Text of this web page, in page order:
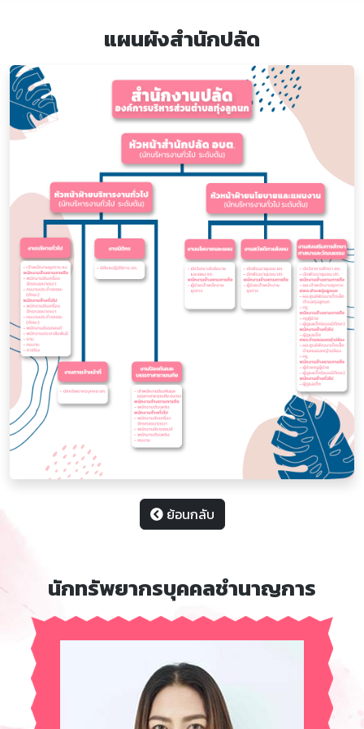
แผนผังสำนักปลัด
ย้อนกลับ
นักทรัพยากรบุคคลชำนาญการ